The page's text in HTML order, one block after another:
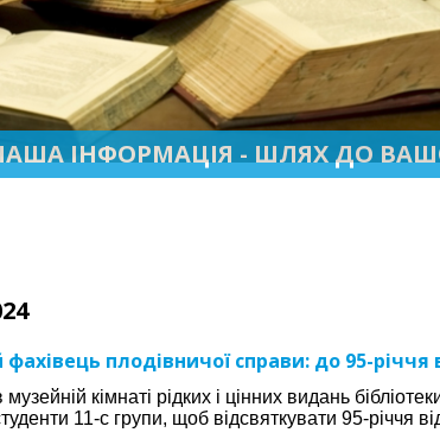
ІНФОРМАЦІЯ - ШЛЯХ ДО
плодівничої справи: до 95-
кімнаті рідких і цінних видань
11-с групи, щоб відсвяткувати 95-